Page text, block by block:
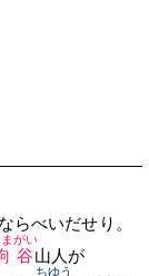
らべいだせり。
谷
まがい
山人が
ちゆう